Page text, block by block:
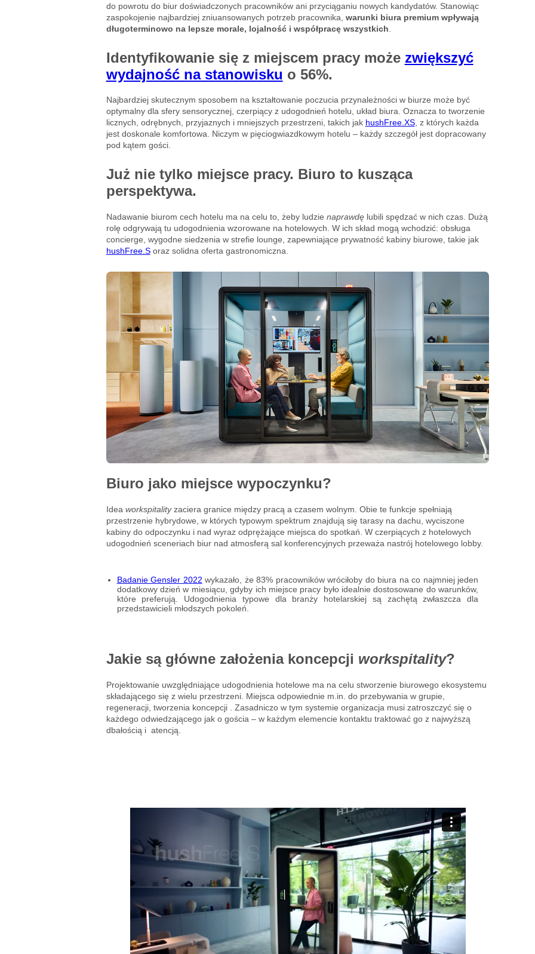
do powrotu do biur doświadczonych pracowników ani przyciąganiu nowych kandydatów. Stanowiąc
zaspokojenie najbardziej zniuansowanych potrzeb pracownika, warunki biura premium wpływają
długoterminowo na lepsze morale, lojalność i współpracę wszystkich
Identyfikowanie się z miejscem pracy może zwiększyć
wydajność na stanowisku o 56%.
Najbardziej skutecznym sposobem na kształtowanie poczucia przynależności w biurze może być
optymalny dla sfery sensorycznej, czerpiący z udogodnień hotelu, układ biura. Oznacza to tworzenie
licznych, odrębnych, przyjaznych i mniejszych przestrzeni, takich jak hushFree.XS, z których każda
jest doskonale komfortowa. Niczym w pięciogwiazdkowym hotelu – każdy szczegół jest dopracowany
pod kątem gości.
Już nie tylko miejsce pracy. Biuro to kusząca
perspektywa.
Nadawanie biurom cech hotelu ma na celu to, żeby ludzie naprawdęlubili spędzać w nich czas. Dużą
rolę odgrywają tu udogodnienia wzorowane na hotelowych. W ich skład mogą wchodzić: obsługa
concierge, wygodne siedzenia w strefie lounge, zapewniające prywatność kabiny biurowe, takie jak
hushFree.Soraz solidna oferta gastronomiczna.
Biuro jako miejsce wypoczynku?
Idea workspitalityzaciera granice między pracą a czasem wolnym. Obie te funkcje spełniają
przestrzenie hybrydowe, w których typowym spektrum znajdują się tarasy na dachu, wyciszone
kabiny do odpoczynku i nad wyraz odprężające miejsca do spotkań. W czerpiących z hotelowych
udogodnień sceneriach biur nad atmosferą sal konferencyjnych przeważa nastrój hotelowego lobby.
Badanie Gensler 2022 wykazało, że 83% pracowników wróciłoby do biura na co najmniej jeden
dodatkowy dzień w miesiącu, gdyby ich miejsce pracy było idealnie dostosowane do warunków,
które preferują. Udogodnienia typowe dla branży hotelarskiej są zachętą zwłaszcza dla
przedstawicieli młodszych pokoleń.
Jakie są główne założenia koncepcji workspitality?
Projektowanie uwzględniające udogodnienia hotelowe ma na celu stworzenie biurowego ekosystemu
składającego się z wielu przestrzeni. Miejsca odpowiednie m.in. do przebywania w grupie,
regeneracji, tworzenia koncepcji . Zasadniczo w tym systemie organizacja musi zatroszczyć się o
każdego odwiedzającego jak o gościa – w każdym elemencie kontaktu traktować go z najwyższą
dbałością i atencją.